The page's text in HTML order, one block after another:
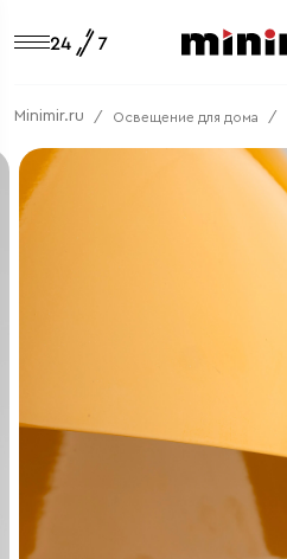
Minimir.ru Освещение для дома